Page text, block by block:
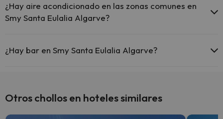
¿Hay aire acondicionado en las zonas comunes en
Smy Santa Eulalia Algarve?
comunes.
¿Hay bar en Smy Santa Eulalia Algarve?
Otros chollos en hoteles similares